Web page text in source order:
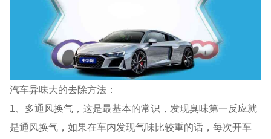
汽车异味大的去除方法：
1、多通风换气，这是最基本的常识，发现臭味第一反应就
是通风换气，如果在车内发现气味比较重的话，每次开车